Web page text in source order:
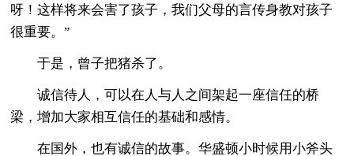
呀！这样将来会害了孩子，我们父母的言传身教对孩子
很重要。”
于是，曾子把猪杀了。
诚信待人，可以在人与人之间架起一座信任的桥
梁，增加大家相互信任的基础和感情。
在国外，也有诚信的故事。华盛顿小时候用小斧头